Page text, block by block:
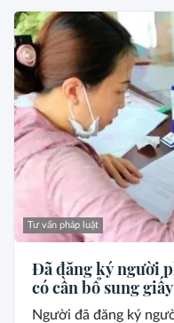
Tư vấn pháp luật
Đã đăng ký người
có cần bổ sung
Người đã đăng ký